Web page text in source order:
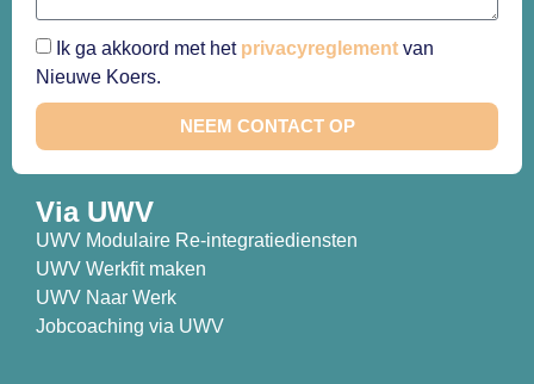
Ik ga akkoord met het privacyreglement van
Nieuwe Koers.
NEEM CONTACT OP
Via UWV
UWV Modulaire Re-integratiediensten
UWV Werkfit maken
UWV Naar Werk
Jobcoaching via UWV